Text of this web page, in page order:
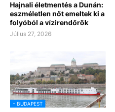
Hajnali életmentés a Dunán:
eszméletlen nőt emeltek ki a
folyóból a vízirendőrök
Július 27, 2026
- BUDAPEST